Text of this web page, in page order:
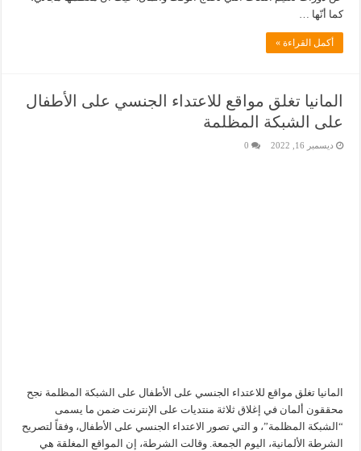
كما أنّها …
أكمل القراءة »
المانيا تغلق مواقع للاعتداء الجنسي على الأطفال
على الشبكة المظلمة
ديسمبر 16, 2022 0
المانيا تغلق مواقع للاعتداء الجنسي على الأطفال على الشبكة المظلمة نجح
محققون ألمان في إغلاق ثلاثة منتديات على الإنترنت ضمن ما يسمى
“الشبكة المظلمة”، و التي تصور الاعتداء الجنسي على الأطفال، وفقاً لتصريح
الشرطة الألمانية، اليوم الجمعة. وقالت الشرطة، إن المواقع المغلقة هي